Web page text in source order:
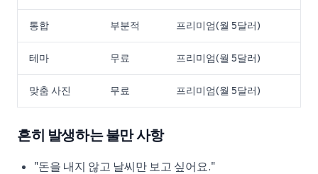
통합 부분적 프리미엄(월 5달러)
테마 무료 프리미엄(월 5달러)
맞춤 사진 무료 프리미엄(월 5달러)
흔히 발생하는 불만 사항
"돈을 내지 않고 날씨만 보고 싶어요."